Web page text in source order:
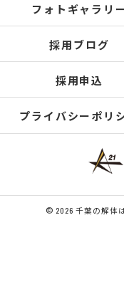
フォトギャラリ
採用ブログ
採用申込
プライバシーポリ
© 2026 千葉の解体は